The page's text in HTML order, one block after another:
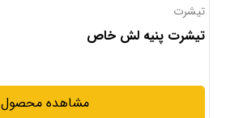
تیشرت
تیشرت پنیه لش خاص
مشاهده محصول